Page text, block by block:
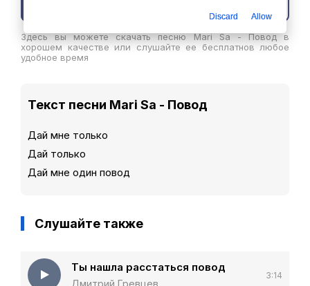
Здесь вы можете скачать песню Mari Sa - Повод в
хорошем качестве или слушайте ее бесплатнов любое
удобное время
Текст песни Mari Sa - Повод
Дай мне только
Дай только
Дай мне один повод
Слушайте также
Ты нашла расстаться повод
Дмитрий Гревцев
3:14
Discard Allow